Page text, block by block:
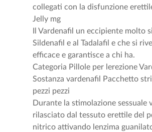
collegati con la disfunzione
Jelly mg
Il Vardenafil un eccipiente molto
Sildenafil e al Tadalafil e che si
efficace e garantisce a chi ha.
Categoria Pillole per lerezione
Sostanza vardenafil Pacchetto
pezzi pezzi
Durante la stimolazione sessuale
rilasciato dal tessuto erettile del
nitrico attivando lenzima